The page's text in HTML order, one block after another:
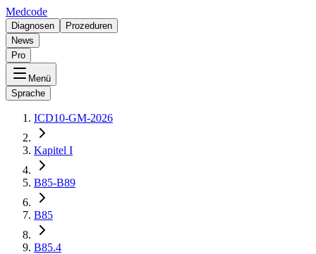
Medcode
Diagnosen
Prozeduren
News
Pro
Menü
Sprache
ICD10-GM-2026
Kapitel I
B85-B89
B85
B85.4